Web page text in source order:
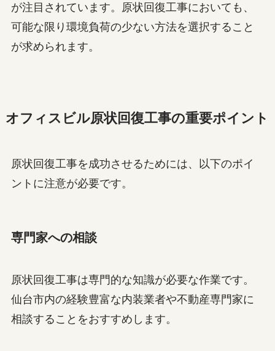
が注目されています。原状回復工事においても、
可能な限り環境負荷の少ない方法を選択すること
が求められます。
オフィスビル原状回復工事の重要ポイント
原状回復工事を成功させるためには、以下のポイ
ントに注意が必要です。
専門家への相談
原状回復工事は専門的な知識が必要な作業です。
仙台市内の経験豊富な内装業者や不動産専門家に
相談することをおすすめします。